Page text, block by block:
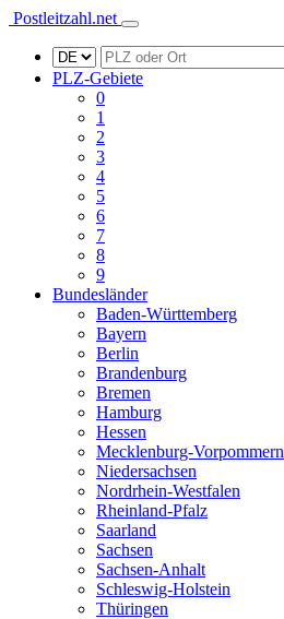
Postleitzahl.net
PLZ-Gebiete
0
1
2
3
4
5
6
7
8
9
Bundesländer
Baden-Württemberg
Bayern
Berlin
Brandenburg
Bremen
Hamburg
Hessen
Mecklenburg-Vorpommern
Niedersachsen
Nordrhein-Westfalen
Rheinland-Pfalz
Saarland
Sachsen
Sachsen-Anhalt
Schleswig-Holstein
Thüringen